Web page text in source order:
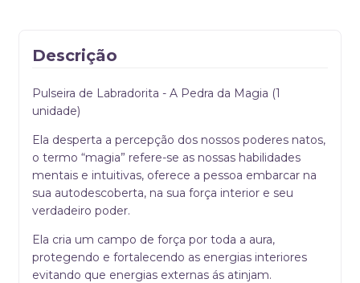
Descrição
Pulseira de Labradorita - A Pedra da Magia (1
unidade)
Ela desperta a percepção dos nossos poderes natos,
o termo “magia” refere-se as nossas habilidades
mentais e intuitivas, oferece a pessoa embarcar na
sua autodescoberta, na sua força interior e seu
verdadeiro poder.
Ela cria um campo de força por toda a aura,
protegendo e fortalecendo as energias interiores
evitando que energias externas ás atinjam.